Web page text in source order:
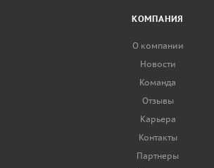
КОМПАНИЯ
О компании
Новости
Команда
Отзывы
Карьера
Контакты
Партнеры